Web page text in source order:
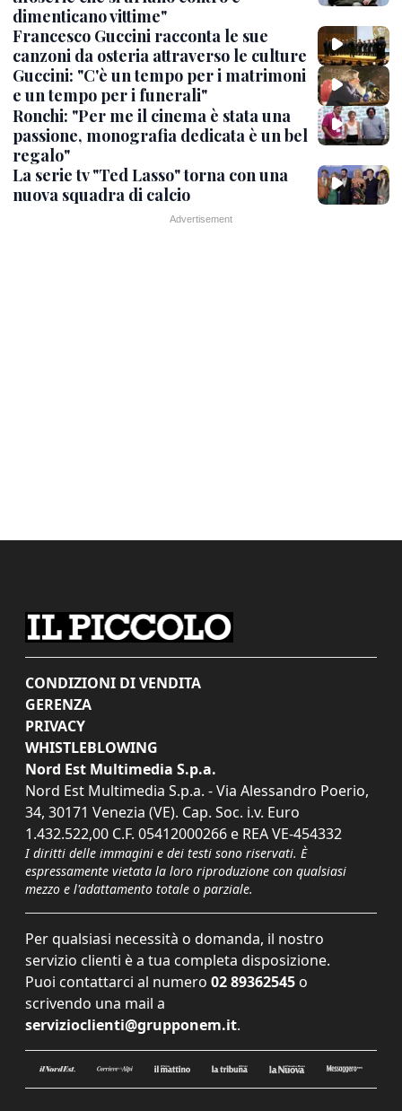
dimenticano vittime"
Francesco Guccini racconta le sue
canzoni da osteria attraverso le culture
Guccini: "C'è un tempo per i matrimoni
e un tempo per i funerali"
Ronchi: "Per me il cinema è stata una
passione, monografia dedicata è un bel
regalo"
La serie tv "Ted Lasso" torna con una
nuova squadra di calcio
CONDIZIONI DI VENDITA
GERENZA
PRIVACY
WHISTLEBLOWING
Nord Est Multimedia S.p.a.
Nord Est Multimedia S.p.a. - Via Alessandro Poerio,
34, 30171 Venezia (VE). Cap. Soc. i.v. Euro
1.432.522,00 C.F. 05412000266 e REA VE-454332
I diritti delle immagini e dei testi sono riservati. È
espressamente vietata la loro riproduzione con qualsiasi
mezzo e l'adattamento totale o parziale.
Per qualsiasi necessità o domanda, il nostro
servizio clienti è a tua completa disposizione.
Puoi contattarci al numero 02 89362545 o
scrivendo una mail a
servizioclienti@grupponem.it.